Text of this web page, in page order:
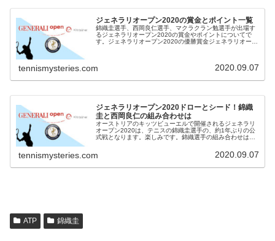
ジェネラリオープン2020の賞金とポイント一覧
錦織圭選手、西岡良仁選手、マクラクラン勉選手が出場す
るジェネラリオープン2020の賞金やポイントについてで
す。ジェネラリオープン2020の優勝賞金ジェネラリオープ
tennismysteries.com 2020.09.07
ジェネラリオープン2020ドローとシード！錦織
圭と西岡良仁の組み合わせは
オーストリアのキッツビューエルで開催されるジェネラリ
オープン2020は、テニスの錦織圭選手の、約1年ぶりの公
式戦となります。楽しみです。錦織選手の組み合わせは？
tennismysteries.com 2020.09.07
ATP 錦織圭